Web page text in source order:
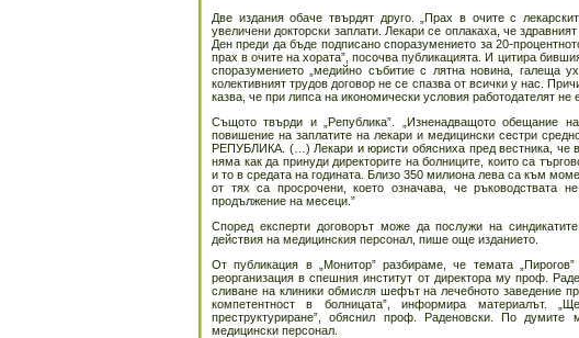
Две издания обаче твърдят друго. „Прах в очите с
увеличени докторски заплати. Лекари се оплакаха, че
Ден преди да бъде подписано споразумението за 20-
прах в очите на хората”, посочва публикацията. И цитира
споразумението „медийно събитие с лятна новина, галеща
колективният трудов договор не се спазва от всички у нас.
казва, че при липса на икономически условия работодателят не
Същото твърди и „Република”. „Изненадващото обещание
повишение на заплатите на лекари и медицински сестри
РЕПУБЛИКА. (…) Лекари и юристи обясниха пред вестника, че
няма как да принуди директорите на болниците, които са
и то в средата на годината. Близо 350 милиона лева са към
от тях са просрочени, което означава, че ръководствата
продължение на месеци.”
Според експерти договорът може да послужи на
действия на медицинския персонал, пише още изданието.
От публикация в „Монитор” разбираме, че темата
реорганизация в спешния институт от директора му проф.
сливане на клиники обмисля шефът на лечебното заведение
компетентност в болницата”, информира материалът.
преструктуриране”, обяснил проф. Раденовски. По
медицински персонал.